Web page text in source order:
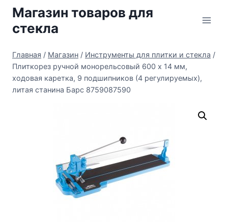
Перейти
содержимому
Магазин товаров для
стекла
Главная / Магазин / Инструменты для плитки и стекла /
Плиткорез ручной монорельсовый 600 х 14 мм,
ходовая каретка, 9 подшипников (4 регулируемых),
литая станина Барс 8759087590